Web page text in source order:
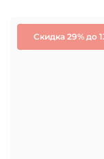
Скидка 29% до